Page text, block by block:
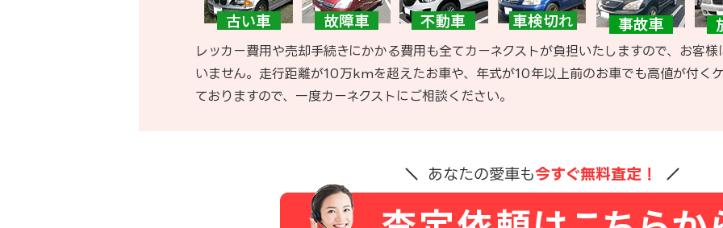
レッカー費用や売却手続きにかかる費用も全てカーネクストが負担いたしますので、お客
いません。走行距離が10万kmを超えたお車や、年式が10年以上前のお車でも高値が付く
ておりますので、一度カーネクストにご相談ください。
あなたの愛車も今すぐ無料査定！